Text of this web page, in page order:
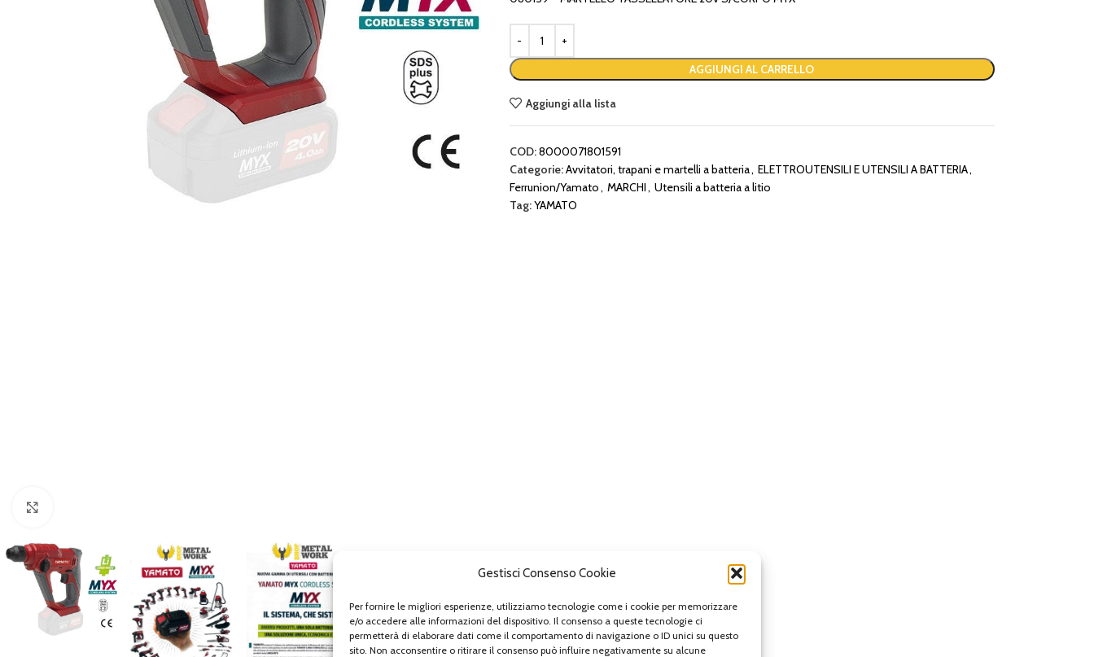
Gestisci Consenso Cookie
Per fornire le migliori esperienze, utilizziamo tecnologie come i cookie per memorizzare
e/o accedere alle informazioni del dispositivo. Il consenso a queste tecnologie ci
permetterà di elaborare dati come il comportamento di navigazione o ID unici su questo
sito. Non acconsentire o ritirare il consenso può influire negativamente su alcune
AGGIUNGI AL CARRELLO
Aggiungi alla lista
COD:8000071801591
Categorie:Avvitatori, trapani e martelli a batteria, ELETTROUTENSILI E UTENSILI A BATTERIA,
Ferrunion/Yamato, MARCHI, Utensili a batteria a litio
Tag:YAMATO